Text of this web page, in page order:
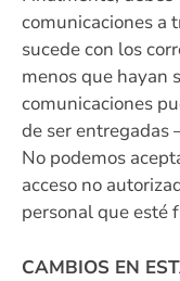
comunicaciones a
sucede con los
menos que hayan
comunicaciones
de ser entregadas
No podemos
acceso no
personal que esté
CAMBIOS EN